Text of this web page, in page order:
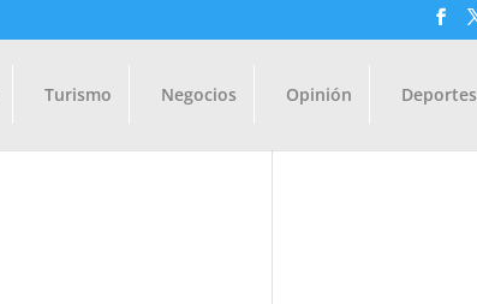
Turismo Negocios Opinión Deportes